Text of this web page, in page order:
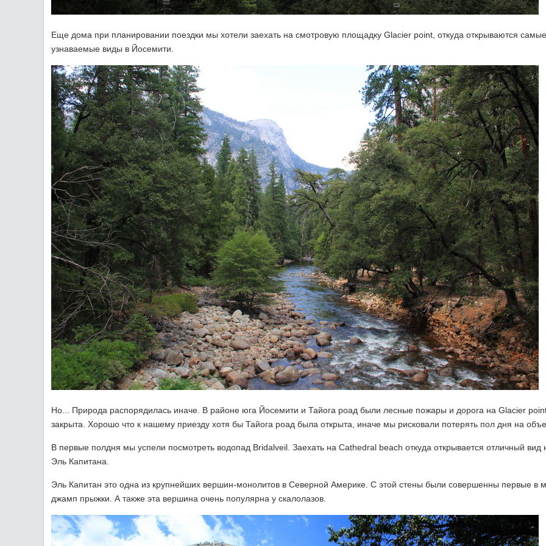
Еще дома при планировании поездки мы хотели заехать на смотровую площадку Glacier point, откуда открываются самые
узнаваемые виды в Йосемити.
Но... Природа распорядилась иначе. В районе юга Йосемити и Тайога роад были лесные пожары и дорога на Glacier
закрыта. Хорошо что к нашему приезду хотя бы Тайога роад была открыта, иначе мы рисковали потерять пол дня на
В первые полдня мы успели посмотреть водопад Bridalveil. Заехать на Cathedral beach откуда открывается отличный вид
Эль Капитана.
Эль Капитан это одна из крупнейших вершин-монолитов в Северной Америке. С этой стены были совершенны первые в
джамп прыжки. А также эта вершина очень популярна у скалолазов.